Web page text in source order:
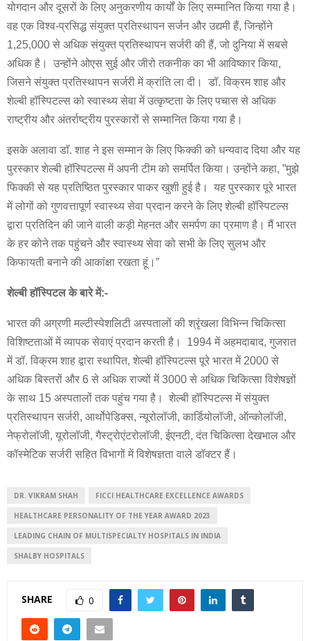
योगदान और दूसरों के लिए अनुकरणीय कार्यों के लिए सम्मानित किया गया है।
वह एक विश्व-प्रसिद्ध संयुक्त प्रतिस्थापन सर्जन और उद्यमी हैं, जिन्होंने
1,25,000 से अधिक संयुक्त प्रतिस्थापन सर्जरी की हैं, जो दुनिया में सबसे
अधिक है। उन्होंने ओएस सुई और जीरो तकनीक का भी आविष्कार किया,
जिसने संयुक्त प्रतिस्थापन सर्जरी में क्रांति ला दी। डॉ. विक्रम शाह और
शेल्बी हॉस्पिटल्स को स्वास्थ्य सेवा में उत्कृष्टता के लिए पचास से अधिक
राष्ट्रीय और अंतर्राष्ट्रीय पुरस्कारों से सम्मानित किया गया है।
इसके अलावा डाॅ. शाह ने इस सम्मान के लिए फिक्की को धन्यवाद दिया और यह
पुरस्कार शेल्बी हॉस्पिटल्स में अपनी टीम को समर्पित किया। उन्होंने कहा, ”मुझे
फिक्की से यह प्रतिष्ठित पुरस्कार पाकर खुशी हुई है। यह पुरस्कार पूरे भारत
में लोगों को गुणवत्तापूर्ण स्वास्थ्य सेवा प्रदान करने के लिए शेल्बी हॉस्पिटल्स
द्वारा प्रतिदिन की जाने वाली कड़ी मेहनत और समर्पण का प्रमाण है। मैं भारत
के हर कोने तक पहुंचने और स्वास्थ्य सेवा को सभी के लिए सुलभ और
किफायती बनाने की आकांक्षा रखता हूं।”
शेल्बीहॉस्पिटलकेबारेमें:-
भारत की अग्रणी मल्टीस्पेशलिटी अस्पतालों की श्रृंखला विभिन्न चिकित्सा
विशिष्टताओं में व्यापक सेवाएं प्रदान करती है। 1994 में अहमदाबाद, गुजरात
में डॉ. विक्रम शाह द्वारा स्थापित, शेल्बी हॉस्पिटल्स पूरे भारत में 2000 से
अधिक बिस्तरों और 6 से अधिक राज्यों में 3000 से अधिक चिकित्सा विशेषज्ञों
के साथ 15 अस्पतालों तक पहुंच गया है। शेल्बी हॉस्पिटल्स में संयुक्त
प्रतिस्थापन सर्जरी, आर्थोपेडिक्स, न्यूरोलॉजी, कार्डियोलॉजी, ऑन्कोलॉजी,
नेफ्रोलॉजी, यूरोलॉजी, गैस्ट्रोएंटरोलॉजी, ईएनटी, दंत चिकित्सा देखभाल और
कॉस्मेटिक सर्जरी सहित विभागों में विशेषज्ञता वाले डॉक्टर हैं।
DR. VIKRAM SHAH FICCI HEALTHCARE EXCELLENCE AWARDS
HEALTHCARE PERSONALITY OF THE YEAR AWARD 2023
LEADING CHAIN OF MULTISPECIALTY HOSPITALS IN INDIA
SHALBY HOSPITALS
SHARE 0